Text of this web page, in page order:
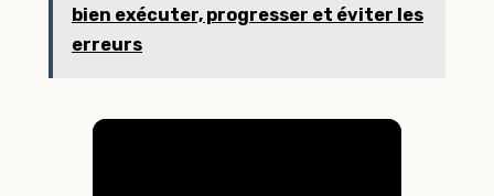
bien exécuter, progresser et éviter les
erreurs